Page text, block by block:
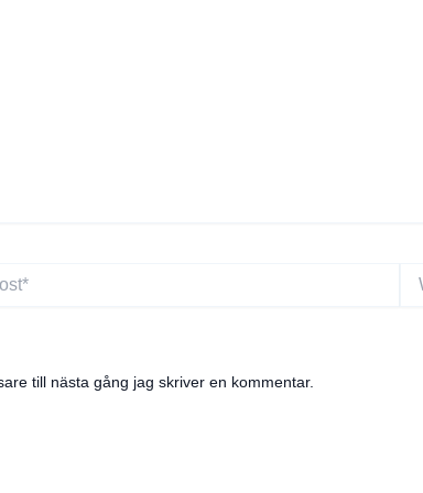
till nästa gång jag skriver en kommentar.